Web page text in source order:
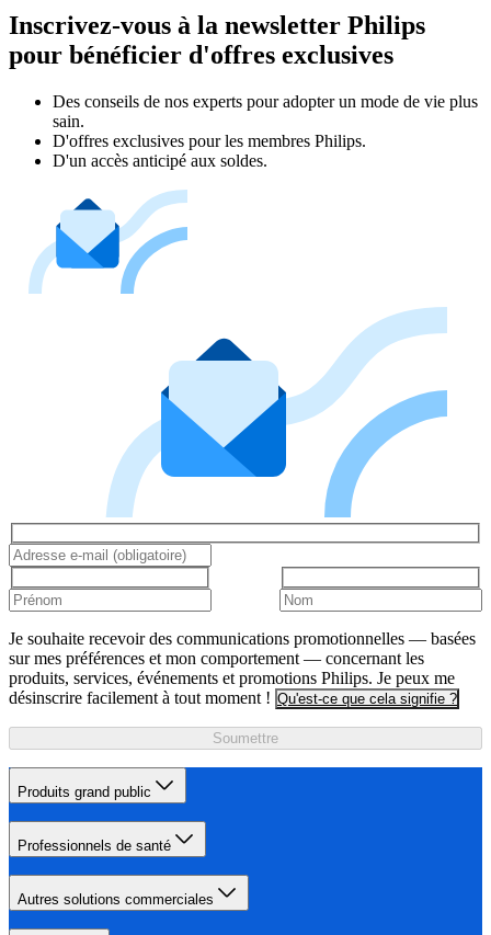
Inscrivez-vous à la newsletter Philips
pour bénéficier d'offres exclusives
Des conseils de nos experts pour adopter un mode de vie plus
sain.
D'offres exclusives pour les membres Philips.
D'un accès anticipé aux soldes.
Je souhaite recevoir des communications promotionnelles — basées
sur mes préférences et mon comportement — concernant les
produits, services, événements et promotions Philips. Je peux me
désinscrire facilement à tout moment ! Qu'est-ce que cela signifie ?
Soumettre
Produits grand public
Professionnels de santé
Autres solutions commerciales